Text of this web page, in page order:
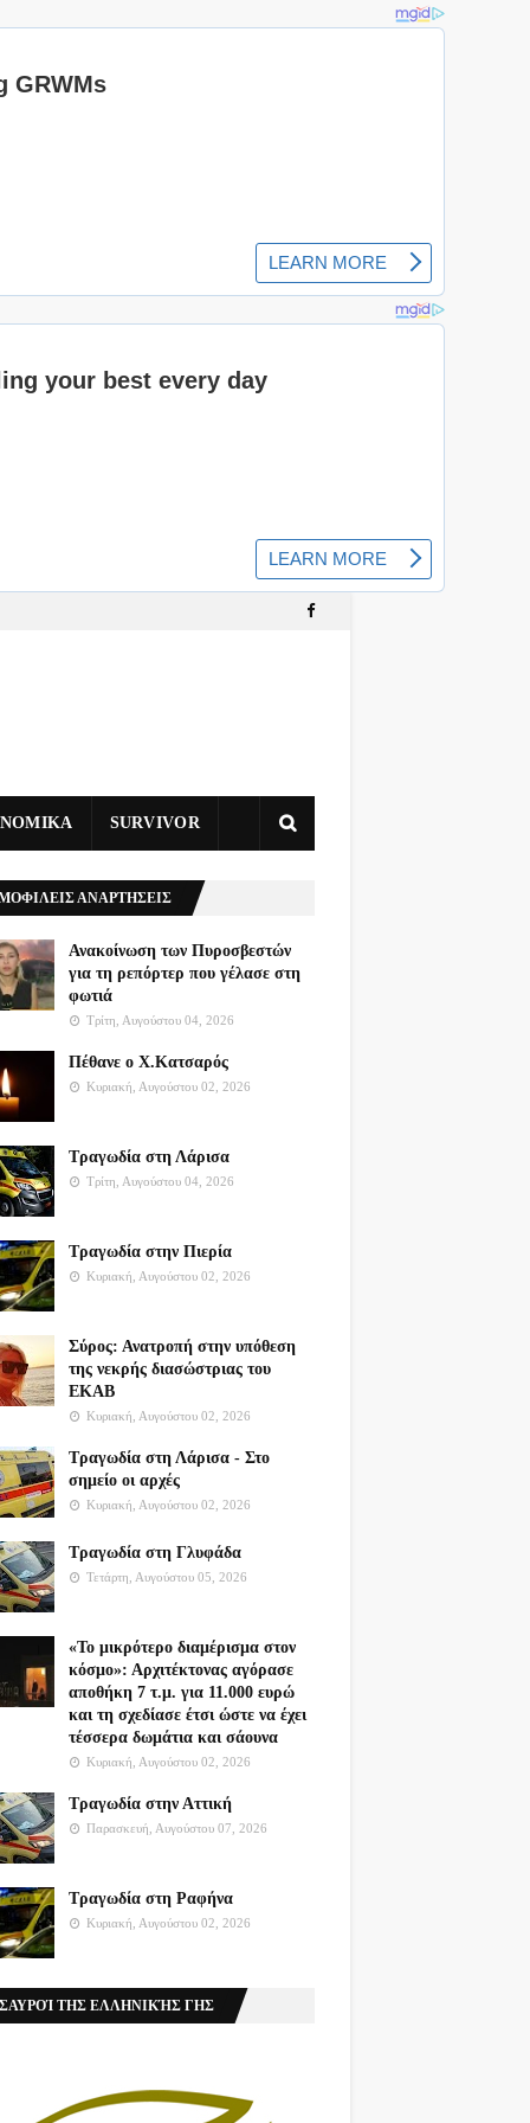
SURVIVOR
ΑΝΑΡΤΗΣΕΙΣ
Ανακοίνωση των Πυροσβεστών
για τη ρεπόρτερ που γέλασε στη
φωτιά
Τρίτη, Αυγούστου 04, 2026
Πέθανε ο Χ.Κατσαρός
Κυριακή, Αυγούστου 02, 2026
Τραγωδία στη Λάρισα
Τρίτη, Αυγούστου 04, 2026
Τραγωδία στην Πιερία
Κυριακή, Αυγούστου 02, 2026
Σύρος: Ανατροπή στην υπόθεση
της νεκρής διασώστριας του
ΕΚΑΒ
Κυριακή, Αυγούστου 02, 2026
Τραγωδία στη Λάρισα - Στο
σημείο οι αρχές
Κυριακή, Αυγούστου 02, 2026
Τραγωδία στη Γλυφάδα
Τετάρτη, Αυγούστου 05, 2026
«Το μικρότερο διαμέρισμα στον
κόσμο»: Αρχιτέκτονας αγόρασε
αποθήκη 7 τ.μ. για 11.000 ευρώ
και τη σχεδίασε έτσι ώστε να έχει
τέσσερα δωμάτια και σάουνα
Κυριακή, Αυγούστου 02, 2026
Τραγωδία στην Αττική
Παρασκευή, Αυγούστου 07, 2026
Τραγωδία στη Ραφήνα
Κυριακή, Αυγούστου 02, 2026
ΤΗΣ ΕΛΛΗΝΙΚΉΣ ΓΗΣ